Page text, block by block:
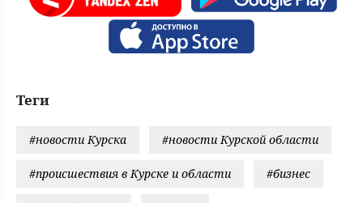
Теги
#новости Курска #новости Курской области
#происшествия в Курске и области #бизнес